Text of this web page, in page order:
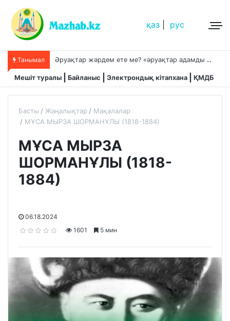
қаз рус
Танымал Ә
руақтар жәрдем ете ме? «әруақтар адамды қорғап жүреді»,-дейді сол рас па?
Мешіт туралы Байланыс Электрондық кітапхана ҚМДБ
Басты Жаңалықтар
Мақалалар
МҰСА МЫРЗА ШОРМАНҰЛЫ (1818-1884)
МҰСА МЫРЗА
ШОРМАНҰЛЫ (1818-
1884)
06.18.2024
1601
5 мин